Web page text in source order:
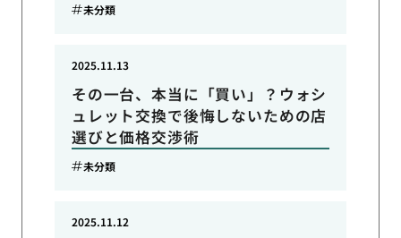
未分類
その一台、本当に「買い」？ウォシ
ュレット交換で後悔しないための店
選びと価格交渉術
2025.11.13
未分類
2025.11.12